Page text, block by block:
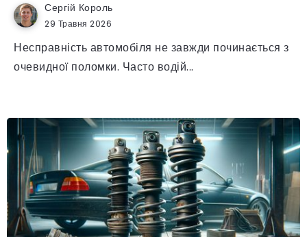
Сергій Король
29 Травня 2026
Несправність автомобіля не завжди починається з
очевидної поломки. Часто водій...